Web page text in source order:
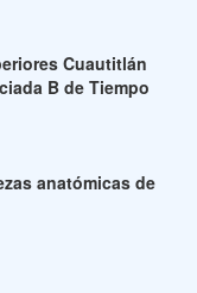
Cuautitlán
B de Tiempo
anatómicas de